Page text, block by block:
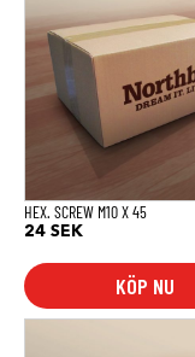
HEX. SCREW M10 X 45
24 SEK
KÖP NU